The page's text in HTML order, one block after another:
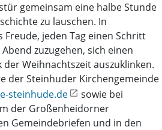
gemeinsam eine halbe Stunde
zu lauschen. In
Freude, jeden Tag einen Schritt
zuzugehen, sich einen
Weihnachtszeit auszuklinken.
der Steinhuder Kirchengemeinde
steinhude.de
sowie bei
der Großenheidorner
Gemeindebriefen und in den